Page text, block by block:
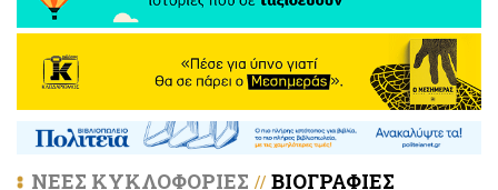
ΝΕΕΣ ΚΥΚΛΟΦΟΡΙΕΣ // ΒΙΟΓΡΑΦΙΕΣ